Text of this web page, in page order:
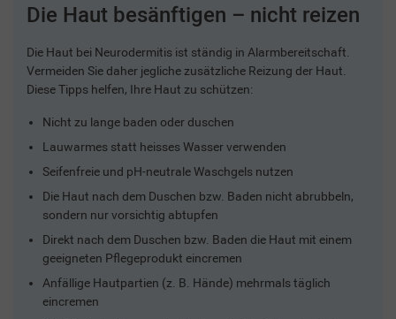
Die Haut besänftigen – nicht reizen
Die Haut bei Neurodermitis ist ständig in Alarmbereitschaft.
Vermeiden Sie daher jegliche zusätzliche Reizung der Haut.
Diese Tipps helfen, Ihre Haut zu schützen:
Nicht zu lange baden oder duschen
Lauwarmes statt heisses Wasser verwenden
Seifenfreie und pH-neutrale Waschgels nutzen
Die Haut nach dem Duschen bzw. Baden nicht abrubbeln,
sondern nur vorsichtig abtupfen
Direkt nach dem Duschen bzw. Baden die Haut mit einem
geeigneten Pflegeprodukt eincremen
Anfällige Hautpartien (z. B. Hände) mehrmals täglich
eincremen